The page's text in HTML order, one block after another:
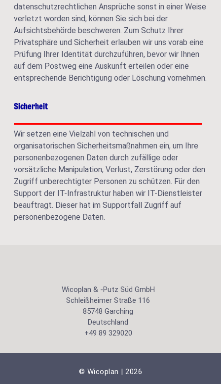
datenschutzrechtlichen Ansprüche sonst in einer Weise
verletzt worden sind, können Sie sich bei der
Aufsichtsbehörde beschweren. Zum Schutz Ihrer
Privatsphäre und Sicherheit erlauben wir uns vorab eine
Prüfung Ihrer Identität durchzuführen, bevor wir Ihnen
auf dem Postweg eine Auskunft erteilen oder eine
entsprechende Berichtigung oder Löschung vornehmen.
Sicherheit
Wir setzen eine Vielzahl von technischen und
organisatorischen Sicherheitsmaßnahmen ein, um Ihre
personenbezogenen Daten durch zufällige oder
vorsätzliche Manipulation, Verlust, Zerstörung oder den
Zugriff unberechtigter Personen zu schützen. Für den
Support der IT-Infrastruktur haben wir IT-Dienstleister
beauftragt. Dieser hat im Supportfall Zugriff auf
personenbezogene Daten.
Wicoplan & -Putz Süd GmbH
Schleißheimer Straße 116
85748 Garching
Deutschland
+49 89 329020
© Wicoplan | 2026